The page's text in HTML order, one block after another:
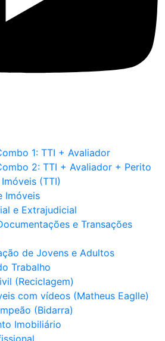
1: TTI + Avaliador
2: TTI + Avaliador + Perito
(TTI)
Imóveis
e Extrajudicial
e Transações
de Jovens e Adultos
Trabalho
(Reciclagem)
com vídeos (Matheus Eaglle)
(Bidarra)
Imobiliário